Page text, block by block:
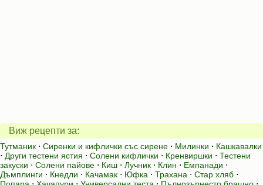
Виж рецепти за:
Тутманик ⋅ Сиренки и кифлички със сирене ⋅ Милинки ⋅ Кашкавалки
⋅ Други тестени ястия ⋅ Солени кифлички ⋅ Кренвиршки ⋅ Тестени
закуски ⋅ Солени пайове ⋅ Киш ⋅ Лучник ⋅ Клин ⋅ Емпанади ⋅
Дъмплинги ⋅ Кнедли ⋅ Качамак ⋅ Юфка ⋅ Трахана ⋅ Стар хляб ⋅